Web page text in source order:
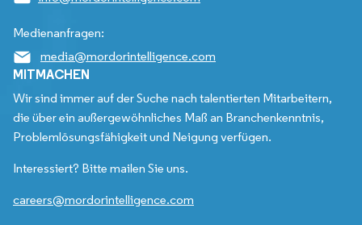
Medienanfragen:
media@mordorintelligence.com
MITMACHEN
Wir sind immer auf der Suche nach talentierten Mitarbeitern,
die über ein außergewöhnliches Maß an Branchenkenntnis,
Problemlösungsfähigkeit und Neigung verfügen.
Interessiert? Bitte mailen Sie uns.
careers@mordorintelligence.com